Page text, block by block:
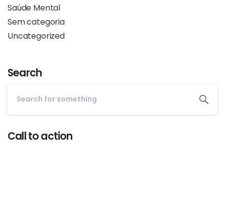
Saúde Mental
Sem categoria
Uncategorized
Search
Call to action